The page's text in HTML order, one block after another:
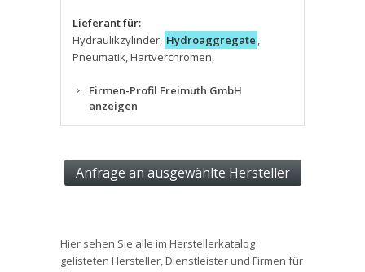
Lieferant für:
Hydraulikzylinder, Hydroaggregate ,
Pneumatik,Hartverchromen,
Firmen-Profil Freimuth GmbH
anzeigen
Hier sehen Sie alle im Herstellerkatalog
gelisteten Hersteller, Dienstleister und Firmen für